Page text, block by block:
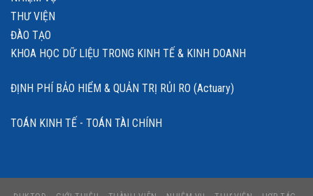
THƯ VIỆN
ĐÀO TẠO
KHOA HỌC DỮ LIỆU TRONG KINH TẾ & KINH DOANH
ĐỊNH PHÍ BẢO HIỂM & QUẢN TRỊ RỦI RO (Actuary)
TOÁN KINH TẾ - TOÁN TÀI CHÍNH